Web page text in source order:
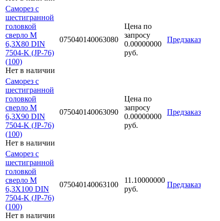
Саморез с
шестигранной
головкой
сверло М
6,3Х80 DIN
7504-K (JP-76)
(100)
Нет в наличии
075040140063080
Цена по
запросу
0.00000000
руб.
Предзаказ
Саморез с
шестигранной
головкой
сверло М
6,3Х90 DIN
7504-K (JP-76)
(100)
Нет в наличии
075040140063090
Цена по
запросу
0.00000000
руб.
Предзаказ
Саморез с
шестигранной
головкой
сверло М
6,3Х100 DIN
7504-K (JP-76)
(100)
Нет в наличии
075040140063100
11.10000000
руб.
Предзаказ